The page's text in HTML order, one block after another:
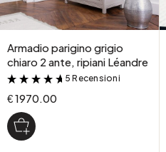
Armadio parigino grigio
chiaro 2 ante, ripiani Léandre
&
5 Recensioni
€ 1970.00